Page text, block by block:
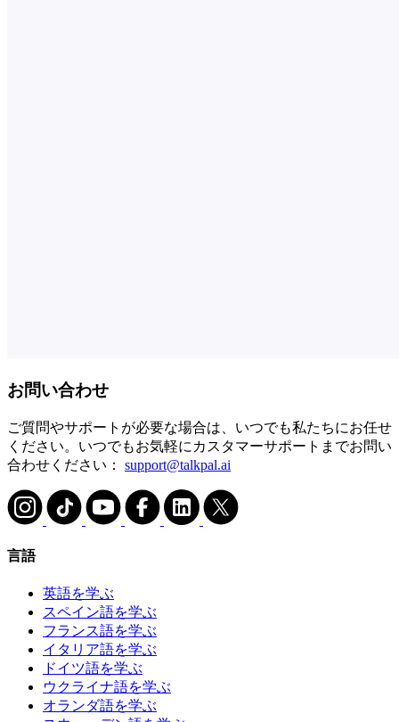
お問い合わせ
ご質問やサポートが必要な場合は、いつでも私たちにお任せ
ください。いつでもお気軽にカスタマーサポートまでお問い
合わせください： support@talkpal.ai
言語
英語を学ぶ
スペイン語を学ぶ
フランス語を学ぶ
イタリア語を学ぶ
ドイツ語を学ぶ
ウクライナ語を学ぶ
オランダ語を学ぶ